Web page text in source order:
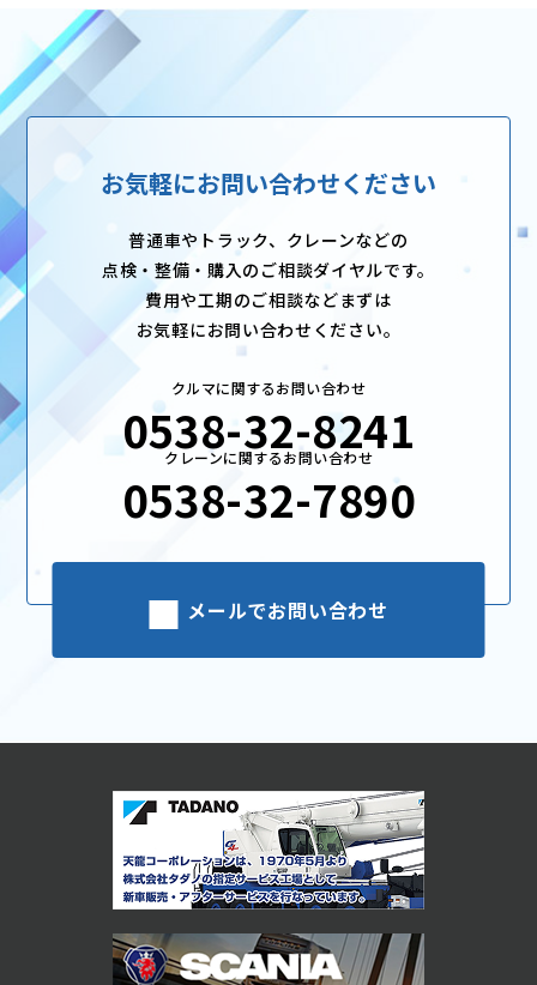
お気軽にお問い合わせください
普通車やトラック、クレーンなどの
点検・整備・購入のご相談ダイヤルです。
費用や工期のご相談などまずは
お気軽にお問い合わせください。
クルマに関するお問い合わせ
0538-32-8241
クレーンに関するお問い合わせ
0538-32-7890
メールでお問い合わせ